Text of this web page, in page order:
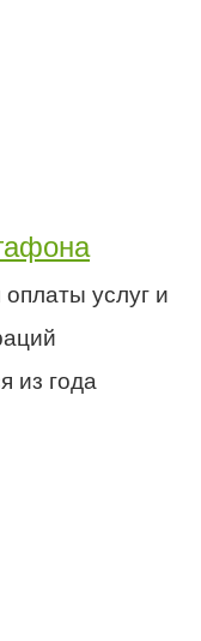
услуг и
из года